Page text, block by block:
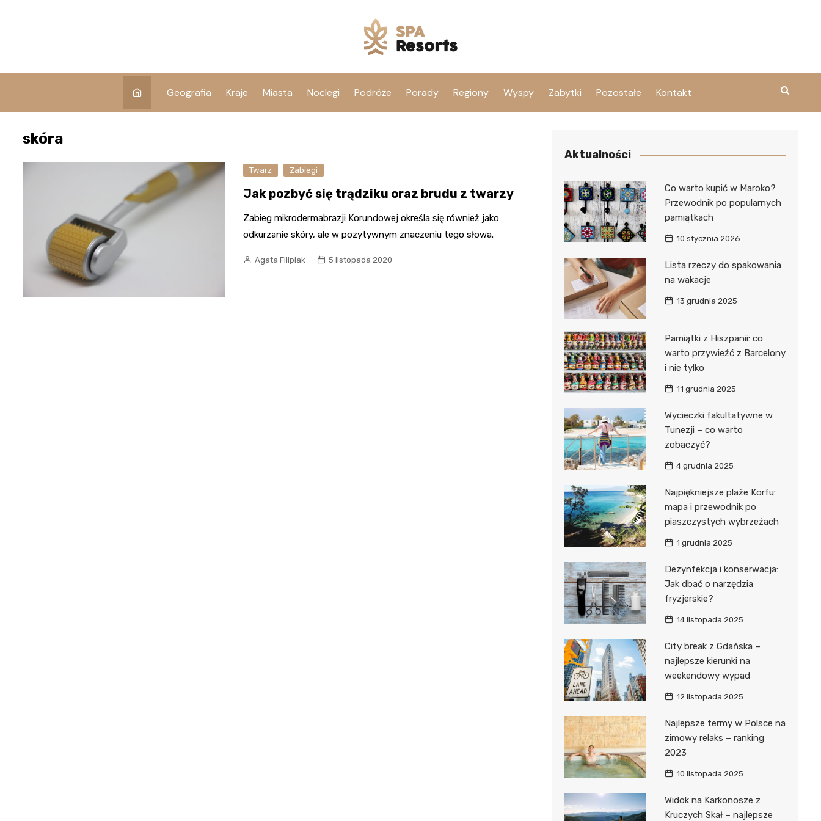
Geografia Kraje Miasta Noclegi Podróże Porady Regiony Wyspy Zabytki Pozostałe Kontakt
skóra
Twarz Zabiegi
Jak pozbyć się trądziku oraz brudu z twarzy
Zabieg mikrodermabrazji Korundowej określa się również jako
odkurzanie skóry, ale w pozytywnym znaczeniu tego słowa.
Agata Filipiak 5 listopada 2020
Aktualności
Co warto kupić w Maroko?
Przewodnik po popularnych
pamiątkach
10 stycznia 2026
Lista rzeczy do spakowania
na wakacje
13 grudnia 2025
Pamiątki z Hiszpanii: co
warto przywieźć z Barcelony
i nie tylko
11 grudnia 2025
Wycieczki fakultatywne w
Tunezji – co warto
zobaczyć?
4 grudnia 2025
Najpiękniejsze plaże Korfu:
mapa i przewodnik po
piaszczystych wybrzeżach
1 grudnia 2025
Dezynfekcja i konserwacja:
Jak dbać o narzędzia
fryzjerskie?
14 listopada 2025
City break z Gdańska –
najlepsze kierunki na
weekendowy wypad
12 listopada 2025
Najlepsze termy w Polsce na
zimowy relaks – ranking
2023
10 listopada 2025
Widok na Karkonosze z
Kruczych Skał – najlepsze